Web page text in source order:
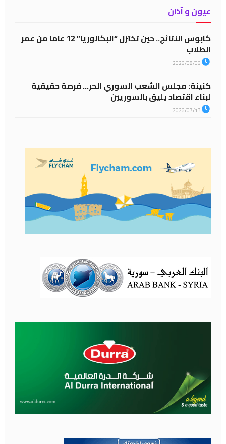
عيون و آذان
كابوس النتائج.. حين تختزل “البكالوريا” 12 عاماً من عمر
الطلاب
كنينة: مجلس الشعب السوري الحر… فرصة حقيقية
لبناء اقتصاد يليق بالسوريين